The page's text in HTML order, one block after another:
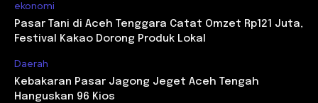
ekonomi
Pasar Tani di Aceh Tenggara Catat Omzet Rp121 Juta,
Festival Kakao Dorong Produk Lokal
Daerah
Kebakaran Pasar Jagong Jeget Aceh Tengah
Hanguskan 96 Kios